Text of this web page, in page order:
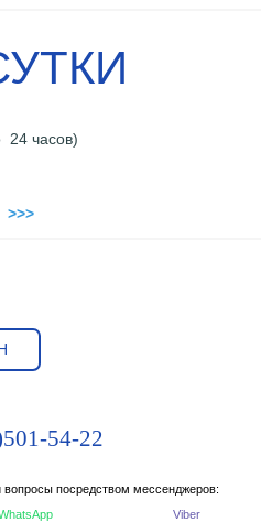
часов)
>>>
54-22
посредством мессенджеров:
Viber